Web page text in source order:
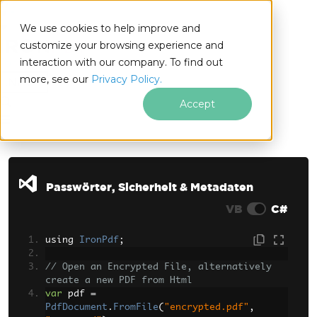
We use cookies to help improve and
customize your browsing experience and
interaction with our company. To find out
more, see our Privacy Policy.
Accept
.NET
Zum Fußzeileninhalt springen
Passwörter, Sicherheit & Metadaten
VB
C#
using IronPdf ;
// Open an Encrypted File, alternatively
create a new PDF from Html
var pdf =
PdfDocument . FromFile( "encrypted.pdf" ,